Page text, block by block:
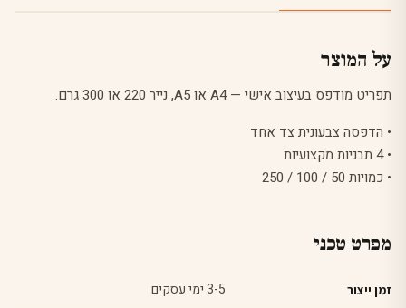
על המוצר
תפריט מודפס בעיצוב אישי — A4 או A5, נייר 220 או 300 גרם.
• הדפסה צבעונית צד אחד
• 4 תבניות מקצועיות
• כמויות 50 / 100 / 250
מפרט טכני
זמן ייצור 3-5 ימי עסקים